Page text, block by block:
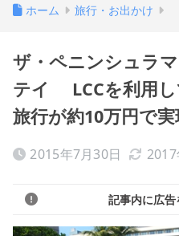
ホーム 旅行・お出かけ
ザ・ペニンシュラ
テイ LCCを利用し
旅行が約10万円で実
2015年7月30日
記事内に広